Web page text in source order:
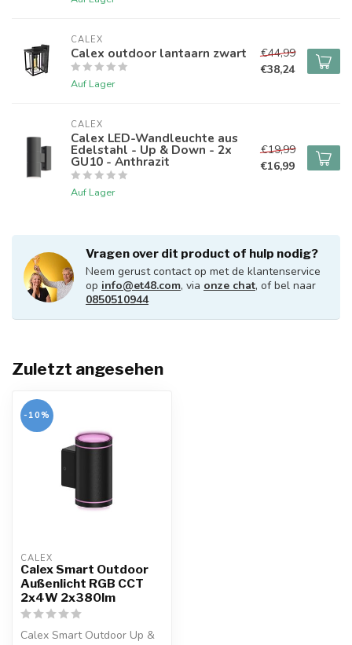
CALEX
Calex outdoor lantaarn zwart
Auf Lager
€44,99
€38,24
CALEX
Calex LED-Wandleuchte aus
Edelstahl - Up & Down - 2x
GU10 - Anthrazit
Auf Lager
€19,99
€16,99
Vragen over dit product of hulp nodig?
Neem gerust contact op met de klantenservice
op info@et48.com, via onze chat, of bel naar
0850510944
Zuletzt angesehen
-10%
CALEX
Calex Smart Outdoor
Außenlicht RGB CCT
2x4W 2x380lm
Calex Smart Outdoor Up &